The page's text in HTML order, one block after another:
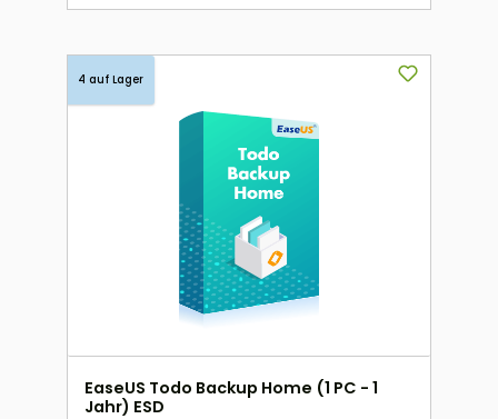
4 auf Lager
EaseUS Todo Backup Home (1 PC - 1
Jahr) ESD